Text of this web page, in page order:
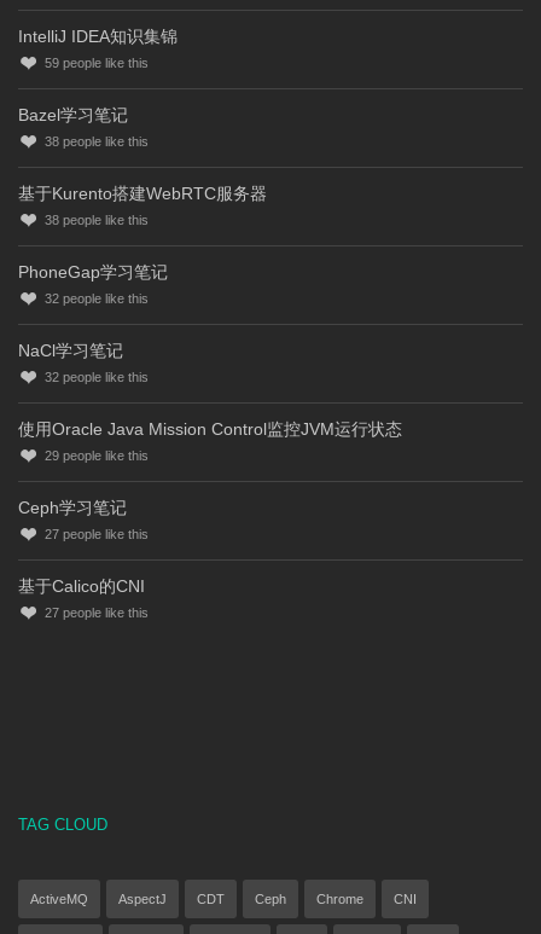
IntelliJ IDEA知识集锦
59 people like this
Bazel学习笔记
38 people like this
基于Kurento搭建WebRTC服务器
38 people like this
PhoneGap学习笔记
32 people like this
NaCl学习笔记
32 people like this
使用Oracle Java Mission Control监控JVM运行状态
29 people like this
Ceph学习笔记
27 people like this
基于Calico的CNI
27 people like this
TAG CLOUD
ActiveMQ AspectJ CDT Ceph Chrome CNI